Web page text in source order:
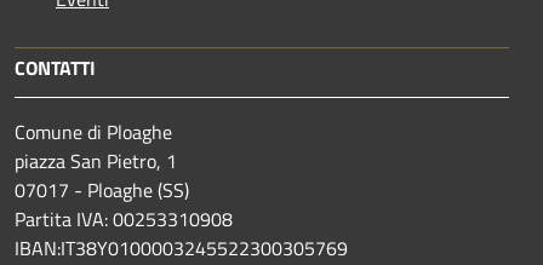
CONTATTI
Comune di Ploaghe
piazza San Pietro, 1
07017 - Ploaghe (SS)
Partita IVA: 00253310908
IBAN:IT38Y0100003245522300305769